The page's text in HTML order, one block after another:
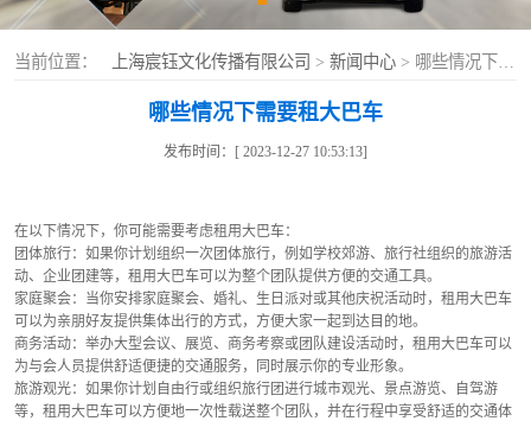
当前位置： 上海宸钰文化传播有限公司 > 新闻中心 > 哪些情况下需要租大巴车
哪些情况下需要租大巴车
发布时间：[ 2023-12-27 10:53:13]
在以下情况下，你可能需要考虑租用大巴车：
团体旅行：如果你计划组织一次团体旅行，例如学校郊游、旅行社组织的旅游活
动、企业团建等，租用大巴车可以为整个团队提供方便的交通工具。
家庭聚会：当你安排家庭聚会、婚礼、生日派对或其他庆祝活动时，租用大巴车
可以为亲朋好友提供集体出行的方式，方便大家一起到达目的地。
商务活动：举办大型会议、展览、商务考察或团队建设活动时，租用大巴车可以
为与会人员提供舒适便捷的交通服务，同时展示你的专业形象。
旅游观光：如果你计划自由行或组织旅行团进行城市观光、景点游览、自驾游
等，租用大巴车可以方便地一次性载送整个团队，并在行程中享受舒适的交通体
上海商务租车